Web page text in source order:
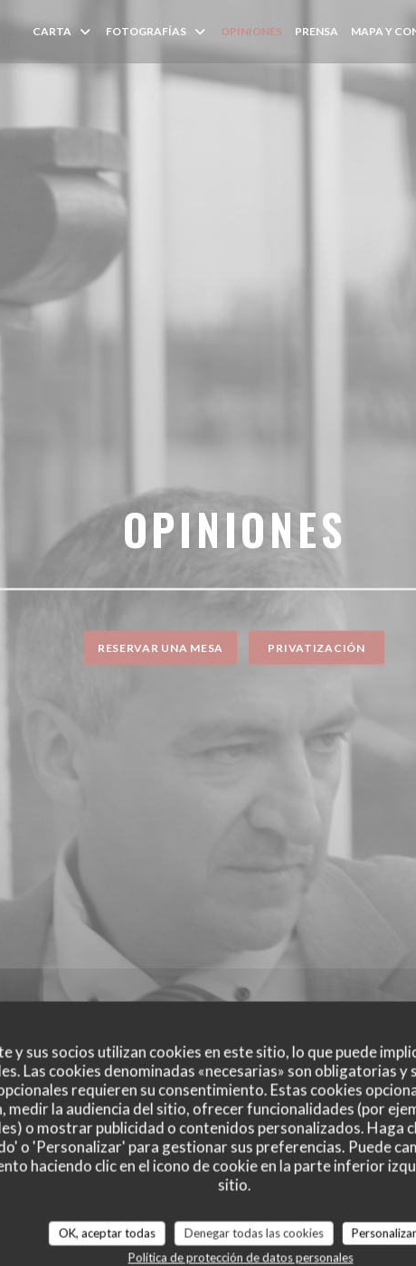
y sus socios utilizan cookies en este sitio, lo que puede
Las cookies denominadas «necesarias» son obligatorias
requieren su consentimiento. Estas cookies
medir la audiencia del sitio, ofrecer funcionalidades (por
o mostrar publicidad o contenidos personalizados. Haga
o 'Personalizar' para gestionar sus preferencias. Puede
haciendo clic en el icono de cookie en la parte inferior
sitio.
OK, aceptar todas Denegar todas las cookies
Personalizar
Política de protección de datos personales
CARTA FOTOGRAFÍAS OPINIONES PRENSA MAPA Y
OPINIONES
RESERVAR UNA MESA PRIVATIZACIÓN
de nuestros clientes